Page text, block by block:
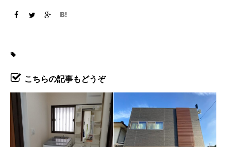
こちらの記事もどうぞ